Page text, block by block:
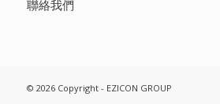
聯絡我們
© 2026 Copyright - EZICON GROUP